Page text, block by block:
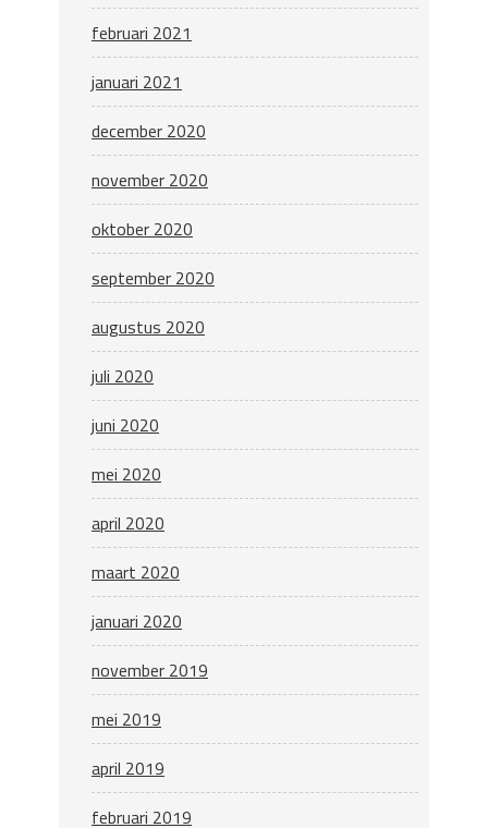
februari 2021
januari 2021
december 2020
november 2020
oktober 2020
september 2020
augustus 2020
juli 2020
juni 2020
mei 2020
april 2020
maart 2020
januari 2020
november 2019
mei 2019
april 2019
februari 2019